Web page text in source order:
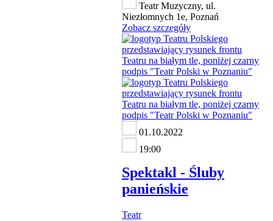
Teatr Muzyczny, ul.
Niezłomnych 1e, Poznań
Zobacz szczegóły
01.10.2022
19:00
Spektakl - Śluby
panieńskie
Teatr